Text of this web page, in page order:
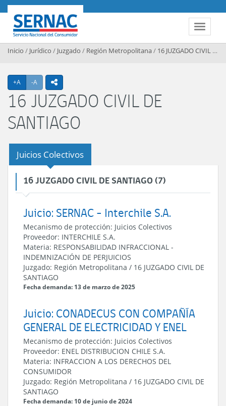
Contenido principal
Toggle
SERNAC
Inicio / Jurídico / Juzgado / Región Metropolitana/ 16 JUZGADO CIVIL DE SANTIAGO
+A Agrandar texto
-A Achicar textoicono compartir
16 JUZGADO CIVIL DE
SANTIAGO
Juicios Colectivos
16 JUZGADO CIVIL DE SANTIAGO (7)
Juicio: SERNAC - Interchile S.A.
Mecanismo de protección: Juicios Colectivos
Proveedor: INTERCHILE S.A.
Materia: RESPONSABILIDAD INFRACCIONAL -
INDEMNIZACIÓN DE PERJUICIOS
Juzgado: Región Metropolitana / 16 JUZGADO CIVIL DE
SANTIAGO
Fecha demanda: 13 de marzo de 2025
Juicio: CONADECUS CON COMPAÑÍA
GENERAL DE ELECTRICIDAD Y ENEL
Mecanismo de protección: Juicios Colectivos
Proveedor: ENEL DISTRIBUCION CHILE S.A.
Materia: INFRACCION A LOS DERECHOS DEL
CONSUMIDOR
Juzgado: Región Metropolitana / 16 JUZGADO CIVIL DE
SANTIAGO
Fecha demanda: 10 de junio de 2024